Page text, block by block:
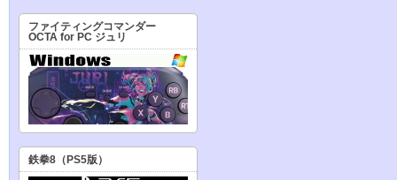
ファイティングコマンダー
OCTA for PC ジュリ
鉄拳8（PS5版）